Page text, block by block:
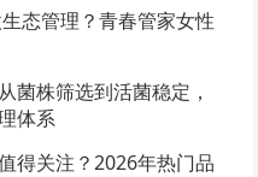
态管理？青春管家女性
菌株筛选到活菌稳定，
体系
得关注？2026年热门品